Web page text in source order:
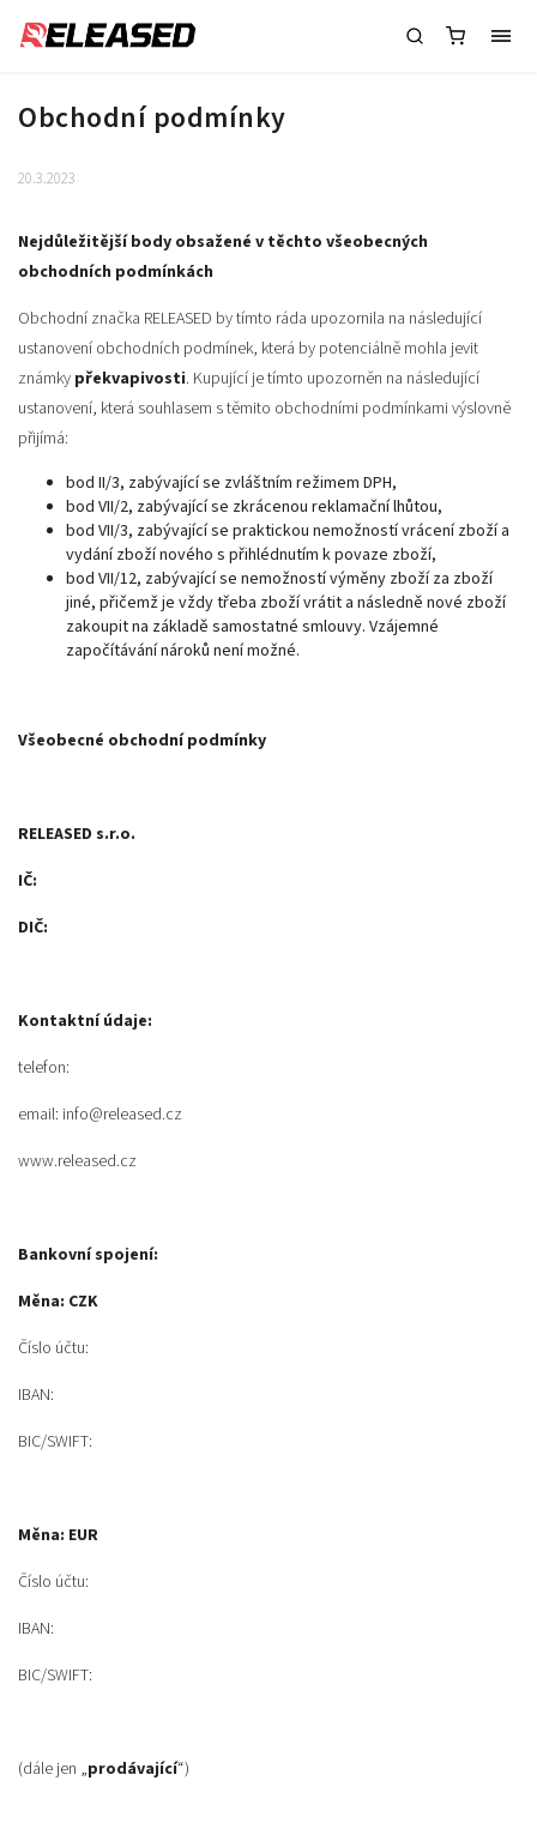
Obchodní podmínky
20.3.2023
Nejdůležitější body obsažené v těchto všeobecných
obchodních podmínkách
Obchodní značka RELEASED by tímto ráda upozornila na následující
ustanovení obchodních podmínek, která by potenciálně mohla jevit
známky překvapivosti. Kupující je tímto upozorněn na následující
ustanovení, která souhlasem s těmito obchodními podmínkami výslovně
přijímá:
bod II/3, zabývající se zvláštním režimem DPH,
bod VII/2, zabývající se zkrácenou reklamační lhůtou,
bod VII/3, zabývající se praktickou nemožností vrácení zboží a
vydání zboží nového s přihlédnutím k povaze zboží,
bod VII/12, zabývající se nemožností výměny zboží za zboží
jiné, přičemž je vždy třeba zboží vrátit a následně nové zboží
zakoupit na základě samostatné smlouvy. Vzájemné
započítávání nároků není možné.
Všeobecné obchodní podmínky
RELEASED s.r.o.
IČ:
DIČ:
Kontaktní údaje:
telefon:
email: info@released.cz
www.released.cz
Bankovní spojení:
Měna: CZK
Číslo účtu:
IBAN:
BIC/SWIFT:
Měna: EUR
Číslo účtu:
IBAN:
BIC/SWIFT:
(dále jen „prodávající“)